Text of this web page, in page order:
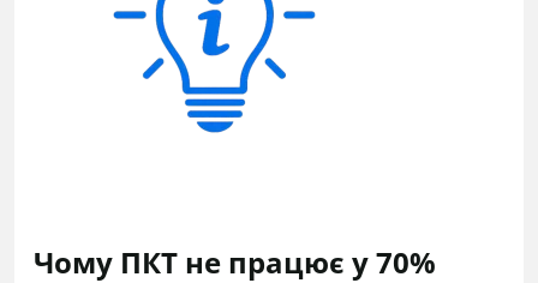
Чому ПКТ не працює у 70%